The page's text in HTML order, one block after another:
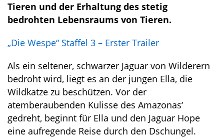
Tieren und der Erhaltung des stetig
bedrohten Lebensraums von Tieren.
„Die Wespe“ Staffel 3 – Erster Trailer
Als ein seltener, schwarzer Jaguar von Wilderern
bedroht wird, liegt es an der jungen Ella, die
Wildkatze zu beschützen. Vor der
atemberaubenden Kulisse des Amazonas‘
gedreht, beginnt für Ella und den Jaguar Hope
eine aufregende Reise durch den Dschungel.